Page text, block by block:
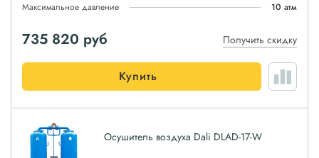
Максимальное давление 10 атм
735 820 руб Получить скидку
Купить
Осушитель воздуха Dali DLAD-17-W